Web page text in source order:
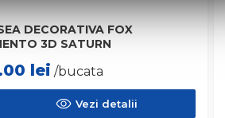
DECORATIVA FOX
3D SATURN
lei /bucata
Vezi detalii